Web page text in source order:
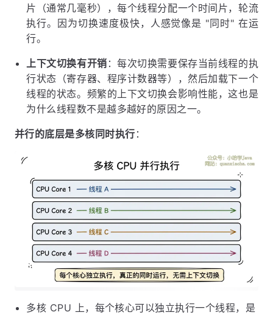
片（通常几毫秒），每个线程分配一个时间片，轮流
执行。因为切换速度极快，人感觉像是 "同时" 在运
行。
上下文切换有开销 ：每次切换需要保存当前线程的执
行状态（寄存器、程序计数器等），然后加载下一个
线程的状态。频繁的上下文切换会影响性能，这也是
为什么线程数不是越多越好的原因之一。
并行的底层是多核同时执行 ：
多核 CPU 上，每个核心可以独立执行一个线程，是